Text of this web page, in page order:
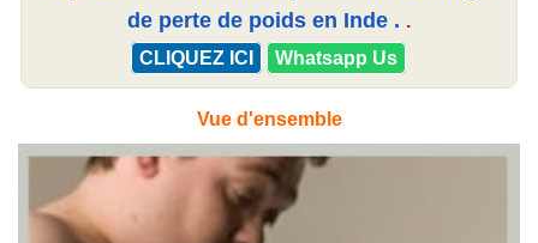
de perte de poids en Inde . .
CLIQUEZ ICI
Whatsapp Us
Vue d'ensemble